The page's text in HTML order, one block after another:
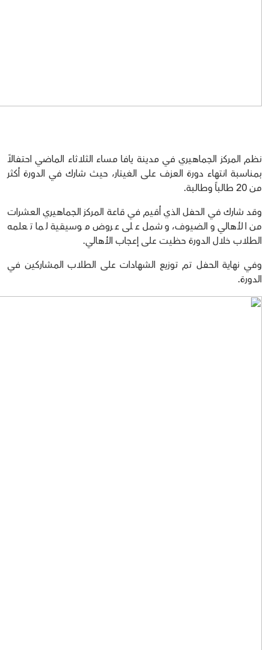
نظم المركز الجماهيري في مدينة يافا مساء الثلاثاء الماضي احتفالاً
بمناسبة انتهاء دورة العزف على الغيتار، حيث شارك في الدورة أكثر
من 20 طالباً وطالبة.
وقد شارك في الحفل الذي أقيم في قاعة المركز الجماهيري العشرات
من الأهالي والضيوف، وشمل على عروض موسيقية لما تعلمه
الطلاب خلال الدورة حظيت على إعجاب الأهالي.
وفي نهاية الحفل تم توزيع الشهادات على الطلاب المشاركين في
الدورة.